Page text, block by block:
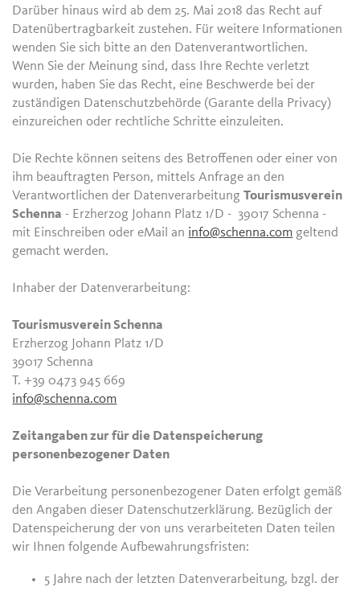
Darüber hinaus wird ab dem 25. Mai 2018 das Recht auf
Datenübertragbarkeit zustehen. Für weitere Informationen
wenden Sie sich bitte an den Datenverantwortlichen.
Wenn Sie der Meinung sind, dass Ihre Rechte verletzt
wurden, haben Sie das Recht, eine Beschwerde bei der
zuständigen Datenschutzbehörde (Garante della Privacy)
einzureichen oder rechtliche Schritte einzuleiten.
Die Rechte können seitens des Betroffenen oder einer von
ihm beauftragten Person, mittels Anfrage an den
Verantwortlichen der DatenverarbeitungTourismusverein
Schenna - Erzherzog Johann Platz 1/D - 39017 Schenna -
mit Einschreiben oder eMail an info@schenna.com geltend
gemacht werden.
Inhaber der Datenverarbeitung:
Tourismusverein Schenna
Erzherzog Johann Platz 1/D
39017 Schenna
T. +39 0473 945 669
info@schenna.com
Zeitangaben zur für die Datenspeicherung
personenbezogener Daten
Die Verarbeitung personenbezogener Daten erfolgt gemäß
den Angaben dieser Datenschutzerklärung. Bezüglich der
Datenspeicherung der von uns verarbeiteten Daten teilen
wir Ihnen folgende Aufbewahrungsfristen:
5 Jahre nach der letzten Datenverarbeitung, bzgl. der